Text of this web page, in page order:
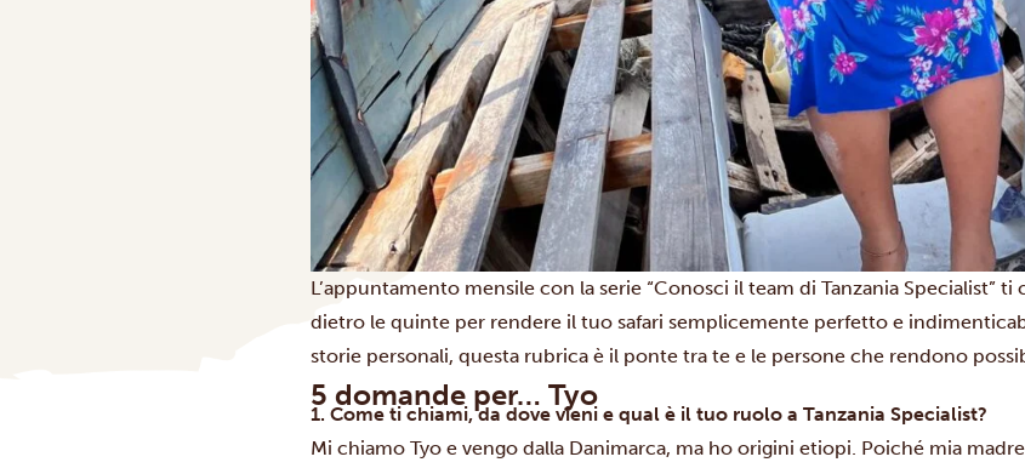
L’appuntamento mensile con la serie “Conosci il team di Tanzania Specialist”
dietro le quinte per rendere il tuo safari semplicemente perfetto e
storie personali, questa rubrica è il ponte tra te e le persone che rendono
5 domande per… Tyo
1. Come ti chiami, da dove vieni e qual è il tuo ruolo a Tanzania Specialist?
Mi chiamo Tyo e vengo dalla Danimarca, ma ho origini etiopi. Poiché mia